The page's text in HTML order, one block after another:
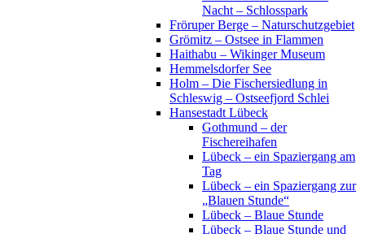
Nacht – Schlosspark
Fröruper Berge – Naturschutzgebiet
Grömitz – Ostsee in Flammen
Haithabu – Wikinger Museum
Hemmelsdorfer See
Holm – Die Fischersiedlung in
Schleswig – Ostseefjord Schlei
Hansestadt Lübeck
Gothmund – der
Fischereihafen
Lübeck – ein Spaziergang am
Tag
Lübeck – ein Spaziergang zur
„Blauen Stunde“
Lübeck – Blaue Stunde
Lübeck – Blaue Stunde und